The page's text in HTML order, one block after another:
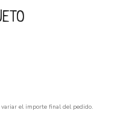
variar el importe final del pedido.